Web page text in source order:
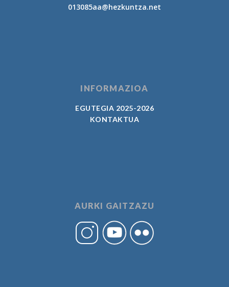
013085aa@hezkuntza.net
INFORMAZIOA
EGUTEGIA 2025-2026
KONTAKTUA
AURKI GAITZAZU